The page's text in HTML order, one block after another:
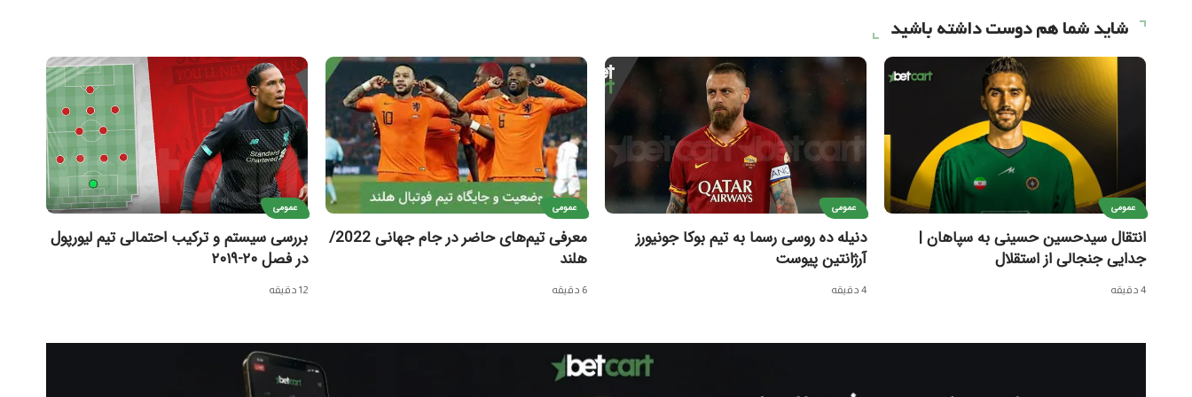
شاید شما هم دوست داشته باشید
عمومی
انتقال سیدحسین حسینی به سپاهان |
جدایی جنجالی از استقلال
4 دقیقه
عمومی
دنیله ده روسی رسما به تیم بوکا جونیورز
آرژانتین پیوست
4 دقیقه
عمومی
معرفی تیم‌های حاضر در جام جهانی 2022/
هلند
6 دقیقه
عمومی
بررسی سیستم و ترکیب احتمالی تیم لیورپول
در فصل ۲۰-۲۰۱۹
12 دقیقه